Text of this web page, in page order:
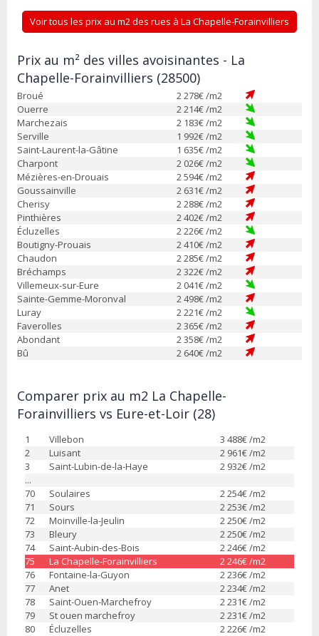
Voir tous les prix au m2 des rues à La Chapelle-Forainvilliers
Prix au m² des villes avoisinantes - La
Chapelle-Forainvilliers (28500)
Broué 2 278€ /m2
Ouerre
2 214€ /m2
Marchezais
2 183€ /m2
Serville
1 992€ /m2
Saint-Laurent-la-Gâtine
1 635€ /m2
Charpont
2 026€ /m2
Mézières-en-Drouais
2 594€ /m2
Goussainville
2 631€ /m2
Cherisy
2 288€ /m2
Pinthières
2 402€ /m2
Écluzelles
2 226€ /m2
Boutigny-Prouais
2 410€ /m2
Chaudon
2 285€ /m2
Bréchamps
2 322€ /m2
Villemeux-sur-Eure
2 041€ /m2
Sainte-Gemme-Moronval
2 498€ /m2
Luray
2 221€ /m2
Faverolles
2 365€ /m2
Abondant
2 358€ /m2
Bû
2 640€ /m2
Comparer prix au m2 La Chapelle-
Forainvilliers vs Eure-et-Loir (28)
1 Villebon 3 488€ /m2
2
Luisant 2 961€ /m2
3
Saint-Lubin-de-la-Haye 2 932€ /m2
...
70
Soulaires 2 254€ /m2
71
Sours 2 253€ /m2
72
Moinville-la-Jeulin 2 250€ /m2
73
Bleury 2 250€ /m2
74
Saint-Aubin-des-Bois 2 246€ /m2
75
La Chapelle-Forainvilliers 2 246€ /m2
76
Fontaine-la-Guyon 2 236€ /m2
77
Anet 2 234€ /m2
78
Saint-Ouen-Marchefroy 2 231€ /m2
79
St ouen marchefroy 2 231€ /m2
80
Écluzelles 2 226€ /m2